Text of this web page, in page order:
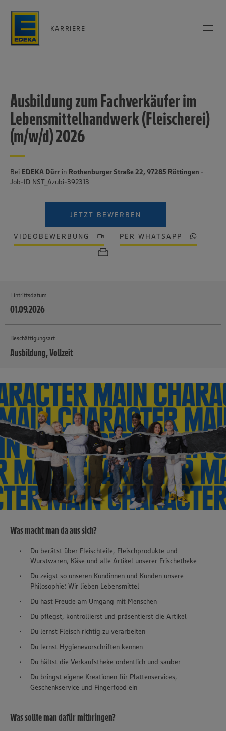
KARRIERE
Ausbildung zum Fachverkäufer im
Lebensmittelhandwerk (Fleischerei)
(m/w/d) 2026
Bei EDEKA Dürr in Rothenburger Straße 22, 97285 Röttingen -
Job-ID NST_Azubi-392313
JETZT BEWERBEN
VIDEOBEWERBUNG PER WHATSAPP
Eintrittsdatum
01.09.2026
Beschäftigungsart
Ausbildung, Vollzeit
Was macht man da aus sich?
Du berätst über Fleischteile, Fleischprodukte und
Wurstwaren, Käse und alle Artikel unserer Frischetheke
Du zeigst so unseren Kundinnen und Kunden unsere
Philosophie: Wir lieben Lebensmittel
Du hast Freude am Umgang mit Menschen
Du pflegst, kontrollierst und präsentierst die Artikel
Du lernst Fleisch richtig zu verarbeiten
Du lernst Hygienevorschriften kennen
Du hältst die Verkaufstheke ordentlich und sauber
Du bringst eigene Kreationen für Plattenservices,
Geschenkservice und Fingerfood ein
Was sollte man dafür mitbringen?